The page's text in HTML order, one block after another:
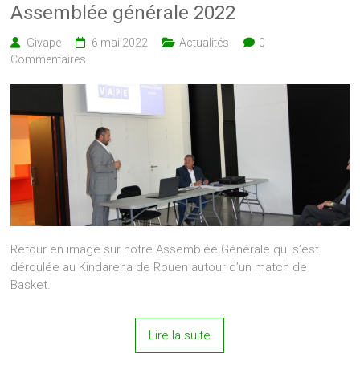
Assemblée générale 2022
Givape 6 mai 2022 Actualités
0
Commentaires
Retour en image sur notre Assemblée Générale qui s’est
déroulée au Kindarena de Rouen autour d’un match de
Basket.
Lire la suite